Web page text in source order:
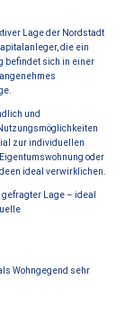
Lage der Nordstadt
die ein
befindet sich in einer
und
zur individuellen
oder
ideal verwirklichen.
Lage – ideal
Wohngegend sehr